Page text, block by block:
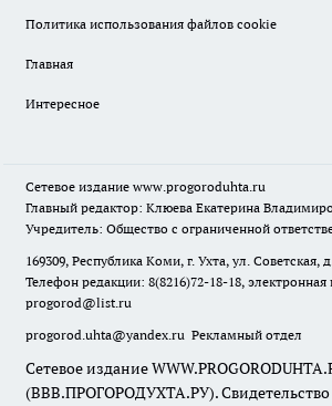
Политика использования файлов cookie
Главная
Интересное
Сетевое издание www.progoroduhta.ru
Главный редактор: Клюева Екатерина
Учредитель: Общество с ограниченной
169309, Республика Коми, г. Ухта, ул. Советская,
Телефон редакции: 8(8216)72-18-18, электронная
progorod@list.ru
progorod.uhta@yandex.ru Рекламный отдел
Сетевое издание
(ВВВ.ПРОГОРОДУХТА.РУ). Свидетельство